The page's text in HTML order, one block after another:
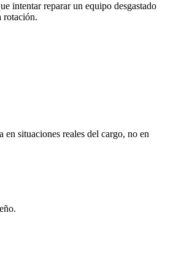
intentar reparar un equipo desgastado
rotación.
en situaciones reales del cargo, no en